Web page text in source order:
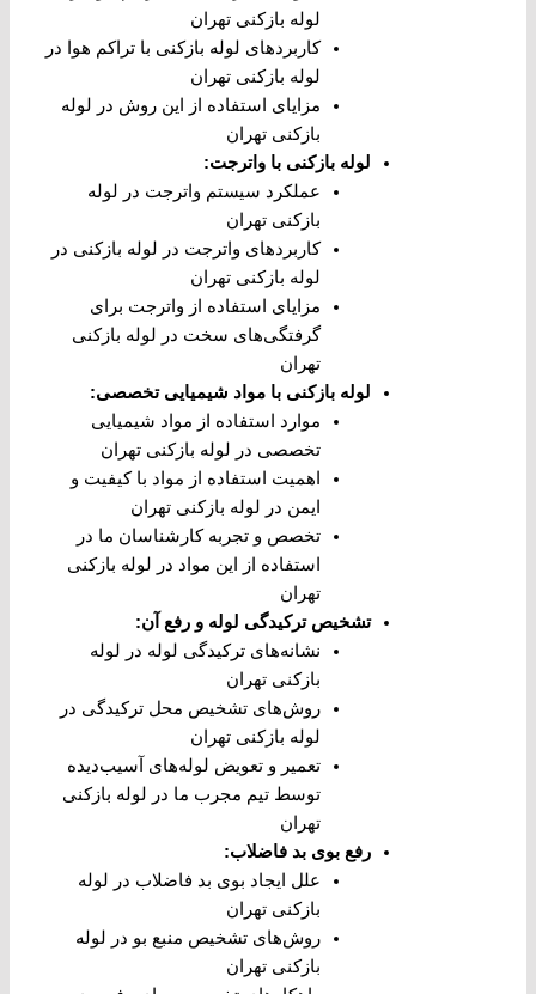
لوله بازکنی تهران
کاربردهای لوله بازکنی با تراکم هوا در
لوله بازکنی تهران
مزایای استفاده از این روش در لوله
بازکنی تهران
لوله بازکنی با واترجت:
عملکرد سیستم واترجت در لوله
بازکنی تهران
کاربردهای واترجت در لوله بازکنی در
لوله بازکنی تهران
مزایای استفاده از واترجت برای
گرفتگی‌های سخت در لوله بازکنی
تهران
لوله بازکنی با مواد شیمیایی تخصصی:
موارد استفاده از مواد شیمیایی
تخصصی در لوله بازکنی تهران
اهمیت استفاده از مواد با کیفیت و
ایمن در لوله بازکنی تهران
تخصص و تجربه کارشناسان ما در
استفاده از این مواد در لوله بازکنی
تهران
تشخیص ترکیدگی لوله و رفع آن:
نشانه‌های ترکیدگی لوله در لوله
بازکنی تهران
روش‌های تشخیص محل ترکیدگی در
لوله بازکنی تهران
تعمیر و تعویض لوله‌های آسیب‌دیده
توسط تیم مجرب ما در لوله بازکنی
تهران
رفع بوی بد فاضلاب:
علل ایجاد بوی بد فاضلاب در لوله
بازکنی تهران
روش‌های تشخیص منبع بو در لوله
بازکنی تهران